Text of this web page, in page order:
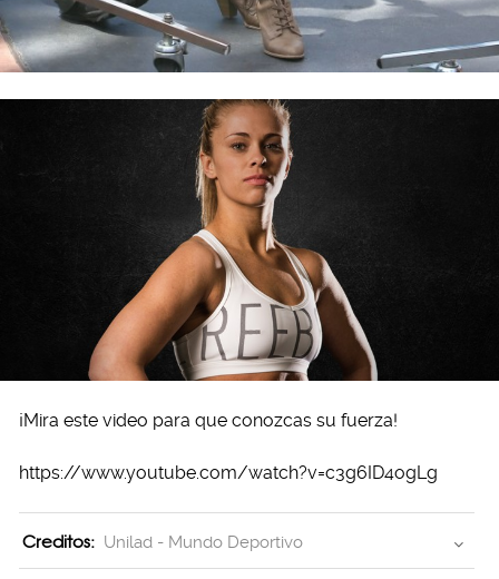
¡Mira este video para que conozcas su fuerza!
https://www.youtube.com/watch?v=c3g6ID4ogLg
Creditos: Unilad - Mundo Deportivo